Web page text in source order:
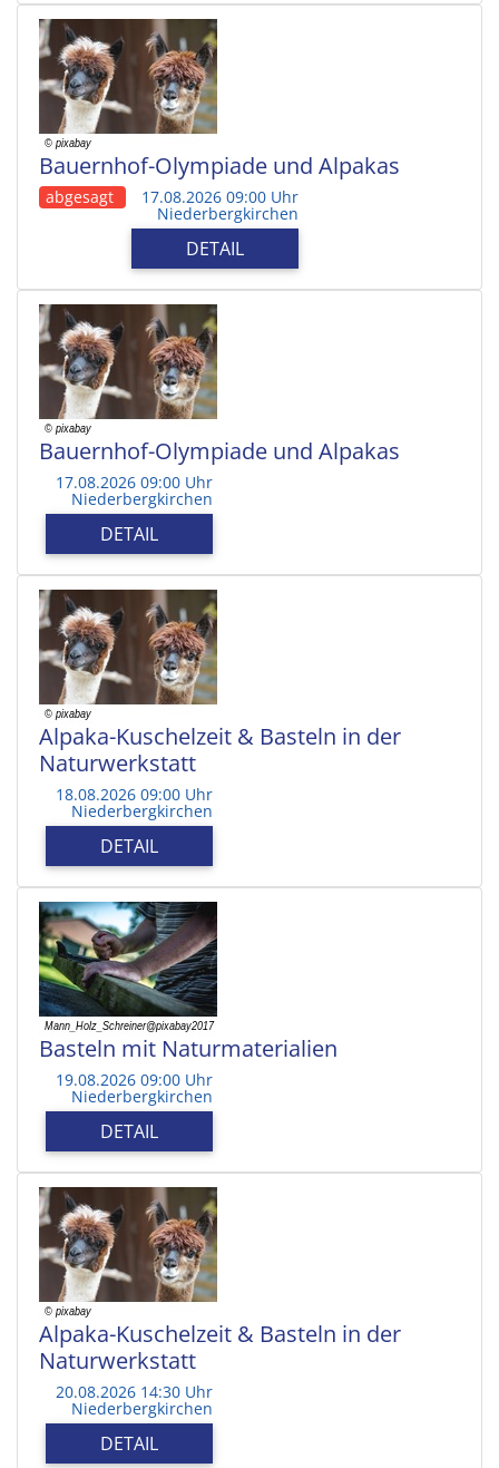
Bauernhof-Olympiade und Alpakas
abgesagt 17.08.2026 09:00 Uhr
Niederbergkirchen
DETAIL
Bauernhof-Olympiade und Alpakas
17.08.2026 09:00 Uhr
Niederbergkirchen
DETAIL
Alpaka-Kuschelzeit & Basteln in der
Naturwerkstatt
18.08.2026 09:00 Uhr
Niederbergkirchen
DETAIL
Basteln mit Naturmaterialien
19.08.2026 09:00 Uhr
Niederbergkirchen
DETAIL
Alpaka-Kuschelzeit & Basteln in der
Naturwerkstatt
20.08.2026 14:30 Uhr
Niederbergkirchen
DETAIL